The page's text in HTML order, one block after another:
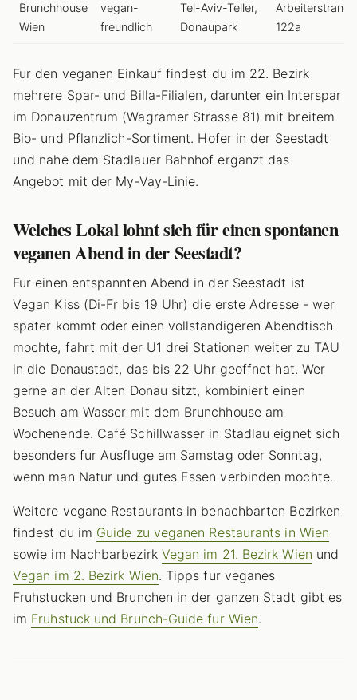
Brunchhouse
Wien
vegan-
freundlich
Tel-Aviv-Teller,
Donaupark
122a
Fur den veganen Einkauf findest du im 22. Bezirk
mehrere Spar- und Billa-Filialen, darunter ein Interspar
im Donauzentrum (Wagramer Strasse 81) mit breitem
Bio- und Pflanzlich-Sortiment. Hofer in der Seestadt
und nahe dem Stadlauer Bahnhof erganzt das
Angebot mit der My-Vay-Linie.
Welches Lokal lohnt sich für einen spontanen
veganen Abend in der Seestadt?
Fur einen entspannten Abend in der Seestadt ist
Vegan Kiss (Di-Fr bis 19 Uhr) die erste Adresse - wer
spater kommt oder einen vollstandigeren Abendtisch
mochte, fahrt mit der U1 drei Stationen weiter zu TAU
in die Donaustadt, das bis 22 Uhr geoffnet hat. Wer
gerne an der Alten Donau sitzt, kombiniert einen
Besuch am Wasser mit dem Brunchhouse am
Wochenende. Café Schillwasser in Stadlau eignet sich
besonders fur Ausfluge am Samstag oder Sonntag,
wenn man Natur und gutes Essen verbinden mochte.
Weitere vegane Restaurants in benachbarten Bezirken
findest du im Guide zu veganen Restaurants in Wien
sowie im Nachbarbezirk Vegan im 21. Bezirk Wien und
Vegan im 2. Bezirk Wien. Tipps fur veganes
Fruhstucken und Brunchen in der ganzen Stadt gibt es
im Fruhstuck und Brunch-Guide fur Wien.